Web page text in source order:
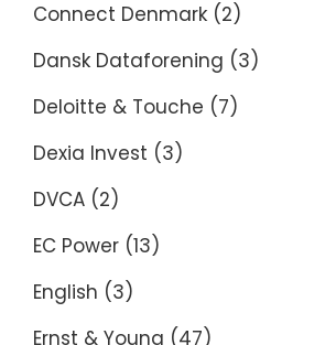
Connect Denmark (2)
Dansk Dataforening (3)
Deloitte & Touche (7)
Dexia Invest (3)
DVCA (2)
EC Power (13)
English (3)
Ernst & Young (47)